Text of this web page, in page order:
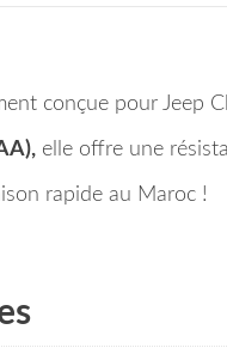
conçue pour Jeep
elle offre une
rapide au Maroc !